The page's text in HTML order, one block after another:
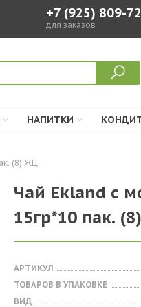
+7 (925) 809-
для заказов
НАПИТКИ
(8) ЖЦ
Чай Ekland с
15гр*10 пак.
АРТИКУЛ
ТОВАРОВ В УПАКОВКЕ
ВИД